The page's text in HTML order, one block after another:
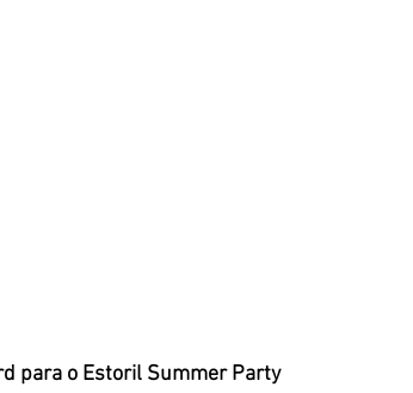
para o Estoril Summer Party